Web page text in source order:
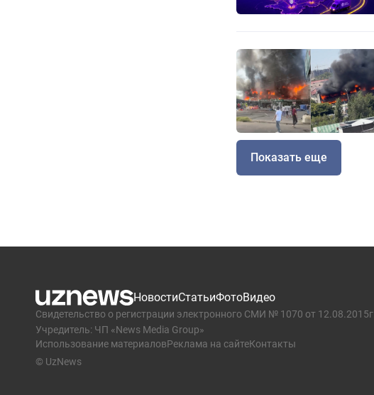
Показать еще
НовостиСтатьиФотоВидео
Свидетельство о регистрации электронного СМИ № 1070 от 12.08.2015г.
Учредитель: ЧП «News Media Group»
Использование материаловРеклама на сайтеКонтакты
© UzNews